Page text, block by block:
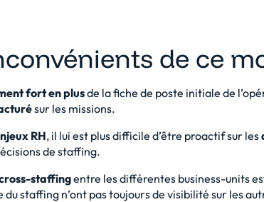
de ce
fort en plusde la fiche de poste initiale de
sur les missions.
RH, il lui est plus difficile d’être proactif sur les
de staffing.
staffingentre les différentes business-units
staffing n’ont pas toujours de visibilité sur les